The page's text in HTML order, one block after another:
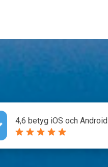
4,6 betyg iOS och Android